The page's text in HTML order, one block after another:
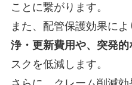
ことに繋がります。
また、配管保護効果に
浄・更新費用や、突発的
スクを低減します。